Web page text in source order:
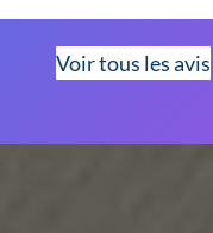
Voir tous les avis